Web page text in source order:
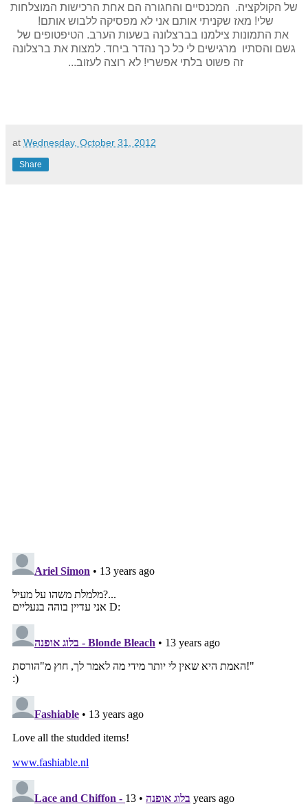
של הקולקציה. המכנסיים והחגורה הם אחת הרכישות המוצלחות
שלי! מאז שקניתי אותם אני לא מפסיקה ללבוש אותם!
את התמונות צילמנו בברצלונה בשעות הערב. הטיפטופים של
גשם והסתיו מרגישים לי כל כך נהדר ביחד. למצות את ברצלונה
זה פשוט בלתי אפשרי! לא רוצה לעזוב...
at Wednesday, October 31, 2012
Share